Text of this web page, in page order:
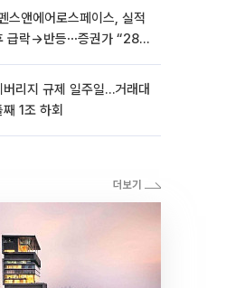
스앤에어로스페이스, 실적
급락→반등⋯증권가 “28년
버리지 규제 일주일…거래대
1조 하회